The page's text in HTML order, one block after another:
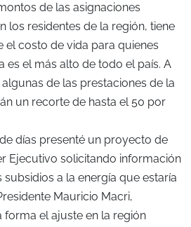
de las asignaciones
los residentes de la región, tiene
el costo de vida para quienes
es el más alto de todo el país. A
de las prestaciones de la
un recorte de hasta el 50 por
días presenté un proyecto de
Ejecutivo solicitando información
a la energía que estaría
Mauricio Macri,
el ajuste en la región